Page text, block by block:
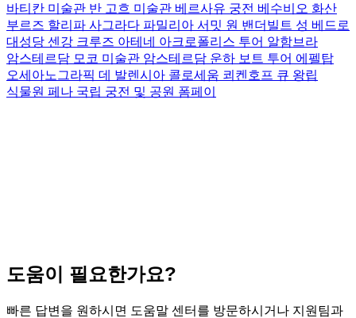
바티칸 미술관 반 고흐 미술관 베르사유 궁전 베수비오 화산
부르즈 할리파 사그라다 파밀리아 서밋 원 밴더빌트 성 베드로
대성당 센강 크루즈 아테네 아크로폴리스 투어 알함브라
암스테르담 모코 미술관 암스테르담 운하 보트 투어 에펠탑
오세아노그라픽 데 발렌시아 콜로세움 쾨켄호프 큐 왕립
식물원 페나 국립 궁전 및 공원 폼페이
도움이 필요한가요?
빠른 답변을 원하시면 도움말 센터를 방문하시거나 지원팀과